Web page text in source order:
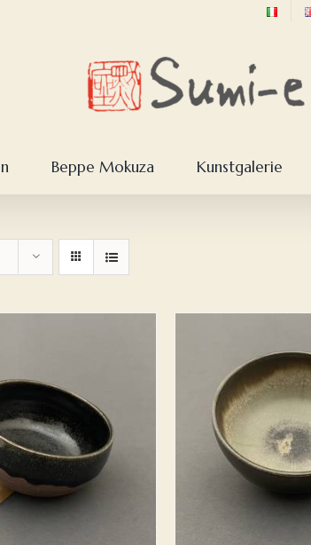
Beppe Mokuza Kunstgalerie
AAN WINKELWAGEN
/
DETAILS